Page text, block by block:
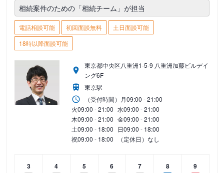
相続案件のための「相続チーム」が担当
電話相談可能 初回面談無料
土日面談可能
18時以降面談可能
東京都中央区八重洲1-5-9 八重洲加藤ビルデイ
ング6F
東京駅
（受付時間） 月09:00 - 21:00
火09:00 - 21:00 水09:00 - 21:00
木09:00 - 21:00 金09:00 - 21:00
土09:00 - 18:00 日09:00 - 18:00
祝09:00 - 18:00 （定休日）なし
3
4
5
6
7
8
9